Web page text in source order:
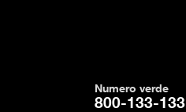
Numero verde
800-133-133